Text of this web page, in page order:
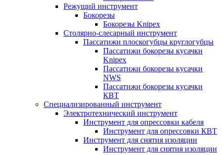
Режущий инструмент
Бокорезы
Бокорезы Knipex
Столярно-слесарный инструмент
Пассатижи плоскогубцы круглогубцы
Пассатижи бокорезы кусачки
Knipex
Пассатижи бокорезы кусачки
NWS
Пассатижи бокорезы кусачки
КВТ
Специализированный инструмент
Электротехнический инструмент
Инструмент для опрессовки кабеля
Инструмент для опрессовки КВТ
Инструмент для снятия изоляции
Инструмент для снятия изоляции